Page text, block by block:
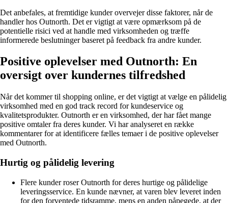
Det anbefales, at fremtidige kunder overvejer disse faktorer, når de
handler hos Outnorth. Det er vigtigt at være opmærksom på de
potentielle risici ved at handle med virksomheden og træffe
informerede beslutninger baseret på feedback fra andre kunder.
Positive oplevelser med Outnorth: En
oversigt over kundernes tilfredshed
Når det kommer til shopping online, er det vigtigt at vælge en pålidelig
virksomhed med en god track record for kundeservice og
kvalitetsprodukter. Outnorth er en virksomhed, der har fået mange
positive omtaler fra deres kunder. Vi har analyseret en række
kommentarer for at identificere fælles temaer i de positive oplevelser
med Outnorth.
Hurtig og pålidelig levering
Flere kunder roser Outnorth for deres hurtige og pålidelige
leveringsservice. En kunde nævner, at varen blev leveret inden
for den forventede tidsramme, mens en anden påpegede, at der